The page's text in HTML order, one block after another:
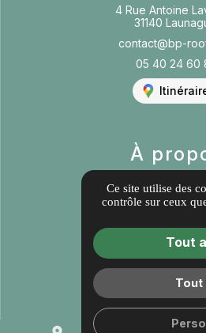
4 Rue Antoine
31140
contact@bp-
05 40 24 60
À
Informations
Mentions
Politique de
Guide Local
Gestion des
Ce site utilise des
contrôle sur ceux
Tout
Tout